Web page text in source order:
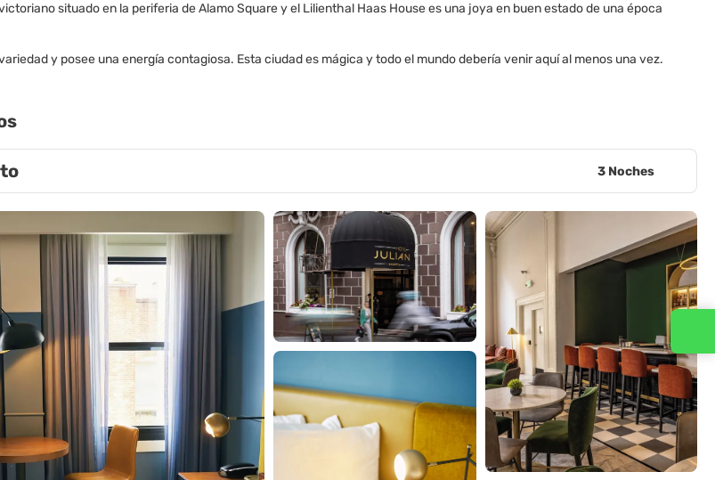
situado en la periferia de Alamo Square y el Lilienthal Haas House es una joya en buen estado de una época
y posee una energía contagiosa. Esta ciudad es mágica y todo el mundo debería venir aquí al menos una vez.
3 Noches
Contacta con nosotros